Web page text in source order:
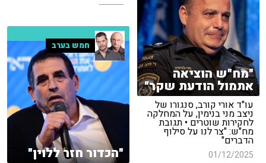
"מח"ש הוציאה
אתמול הודעת שקר"
עו"ד אורי קורב, סנגורו של
ניצב מני בנימין, על המחלקה
לחקירות שוטרים • תגובת
מח"ש: "צר לנו על סילוף
הדברים"
01/12/2025
חמש בערב
"הכדור חזר ללוין"